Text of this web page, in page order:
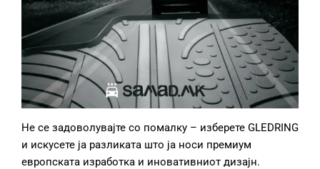
Не се задоволувајте со помалку – изберете GLEDRING
и искусете ја разликата што ја носи премиум
европската изработка и иновативниот дизајн.